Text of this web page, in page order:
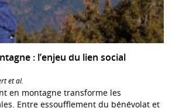
: l’enjeu du lien social
et al.
en montagne transforme les
Entre essoufflement du bénévolat et